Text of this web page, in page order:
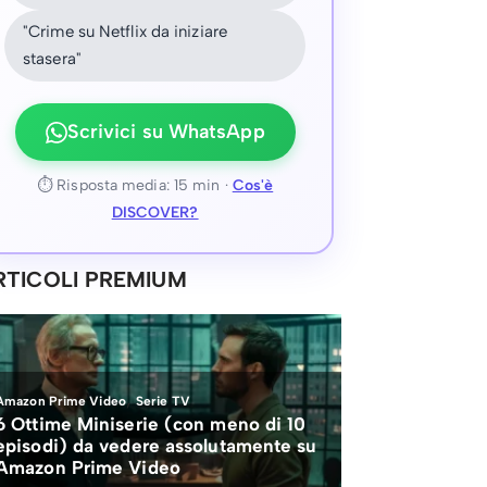
"Crime su Netflix da iniziare
stasera"
Scrivici su WhatsApp
⏱ Risposta media: 15 min · Cos'è
DISCOVER?
PREMIUM